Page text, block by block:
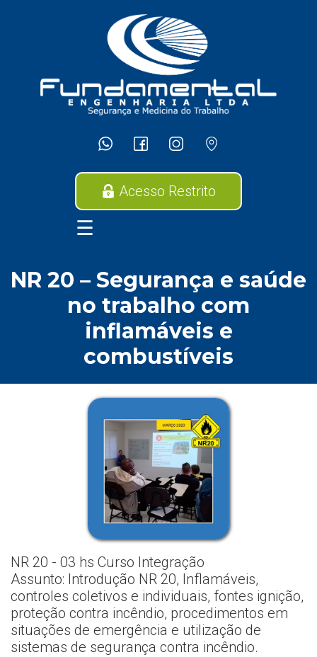
Acesso Restrito
NR 20 – Segurança e saúde
no trabalho com
inflamáveis e
combustíveis
NR 20 - 03 hs Curso Integração
Assunto: Introdução NR 20, Inflamáveis,
controles coletivos e individuais, fontes ignição,
proteção contra incêndio, procedimentos em
situações de emergência e utilização de
sistemas de segurança contra incêndio.